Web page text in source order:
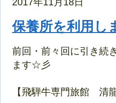
保養所を利用
前回・前々回に引き続
ます☆彡
【飛騨牛専門旅館 清龍